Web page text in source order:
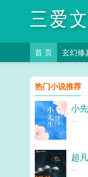
三爱
首 页 玄幻修
热门小说推荐
小
...
超
...